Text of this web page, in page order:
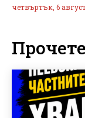
четвъртък, 6